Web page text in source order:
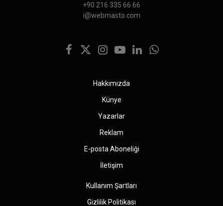
+90 216 335 66 66
i@webmasto.com
Facebook
X
Instagram
YouTubeLinkedInWhatsApp
Hakkımızda
Künye
Yazarlar
Reklam
E-posta Aboneliği
İletişim
Kullanım Şartları
Gizlilik Politikası